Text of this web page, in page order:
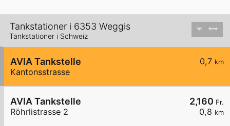
Tankstationer i 6353 Weggis
Tankstationer i Schweiz
0,7 km
AVIA Tankstelle
Kantonsstrasse
2,160 Fr.
0,8 km
AVIA Tankstelle
Röhrlistrasse 2